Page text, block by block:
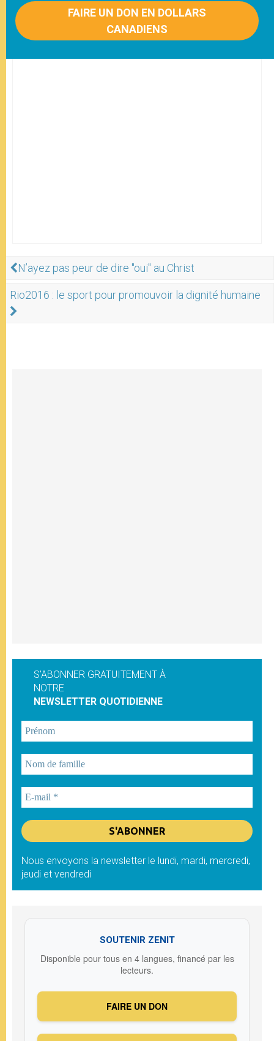
FAIRE UN DON EN DOLLARS
CANADIENS
N’ayez pas peur de dire "oui" au Christ
Rio2016 : le sport pour promouvoir la dignité humaine
S'ABONNER GRATUITEMENT À
NOTRE
NEWSLETTER QUOTIDIENNE
Nous envoyons la newsletter le lundi, mardi, mercredi,
jeudi et vendredi
SOUTENIR ZENIT
Disponible pour tous en 4 langues, financé par les
lecteurs.
FAIRE UN DON